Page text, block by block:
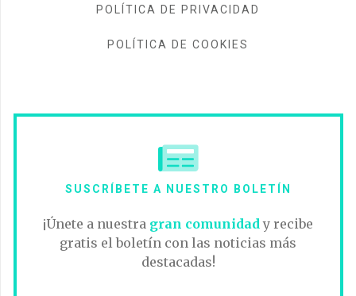
POLÍTICA DE PRIVACIDAD
POLÍTICA DE COOKIES
SUSCRÍBETE A NUESTRO BOLETÍN
¡Únete a nuestra gran comunidad y recibe
gratis el boletín con las noticias más
destacadas!